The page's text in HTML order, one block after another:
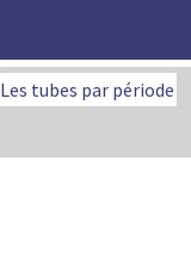
Les tubes par période